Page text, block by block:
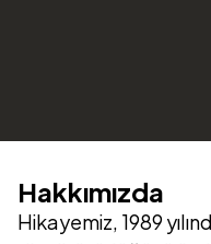
Hakkımızda
Hikayemiz, 1989